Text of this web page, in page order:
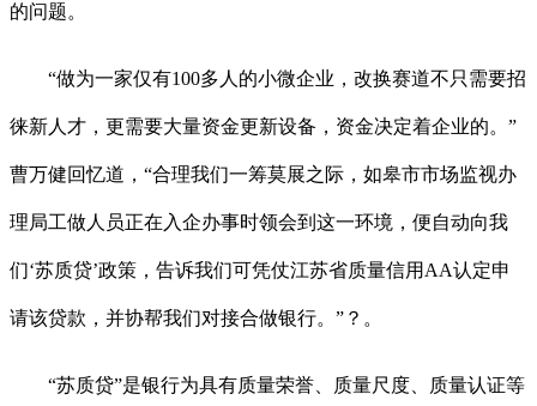
的问题。
“做为一家仅有100多人的小微企业，改换赛道不只需要招
徕新人才，更需要大量资金更新设备，资金决定着企业的。”
曹万健回忆道，“合理我们一筹莫展之际，如皋市市场监视办
理局工做人员正在入企办事时领会到这一环境，便自动向我
们‘苏质贷’政策，告诉我们可凭仗江苏省质量信用AA认定申
请该贷款，并协帮我们对接合做银行。”？。
“苏质贷”是银行为具有质量荣誉、质量尺度、质量认证等